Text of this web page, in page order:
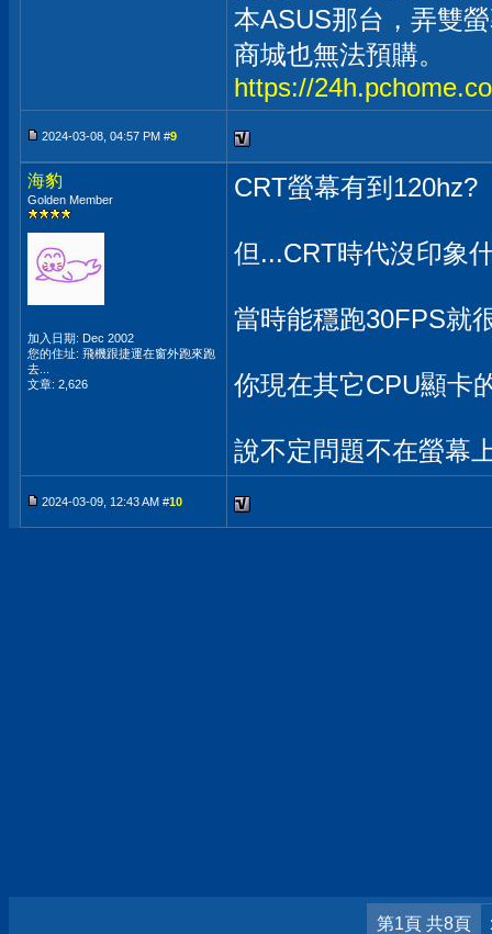
本ASUS那台，弄雙
商城也無法預購。
https://
2024-03-08, 04:57 PM #9
海豹
Golden Member
加入日期: Dec 2002
您的住址: 飛機跟捷運在窗外跑來跑
去...
文章: 2,626
CRT螢幕有到120hz?
但...CRT時代沒印象
當時能穩跑30FPS就
你現在其它CPU顯卡
說不定問題不在螢幕
2024-03-09, 12:43 AM #10
第1頁 共8頁